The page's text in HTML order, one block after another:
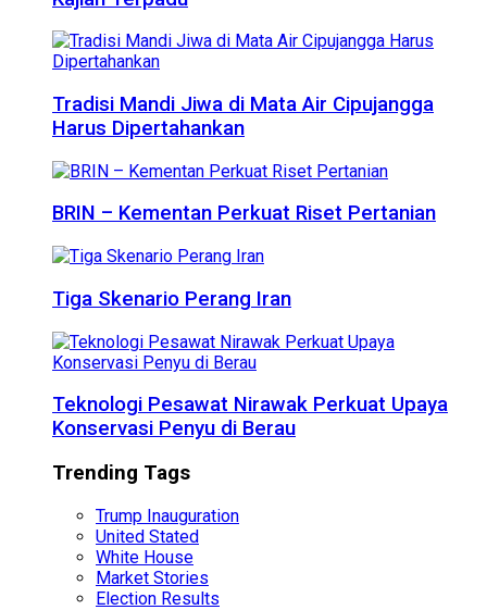
Tradisi Mandi Jiwa di Mata Air Cipujangga
Harus Dipertahankan
BRIN – Kementan Perkuat Riset Pertanian
Tiga Skenario Perang Iran
Teknologi Pesawat Nirawak Perkuat Upaya
Konservasi Penyu di Berau
Trending Tags
Trump Inauguration
United Stated
White House
Market Stories
Election Results